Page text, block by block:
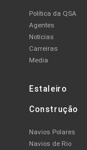
Política da QSA
Agentes
Notícias
Carreiras
Media
Estaleiro
Construção
Navios Polares
Navios de Rio